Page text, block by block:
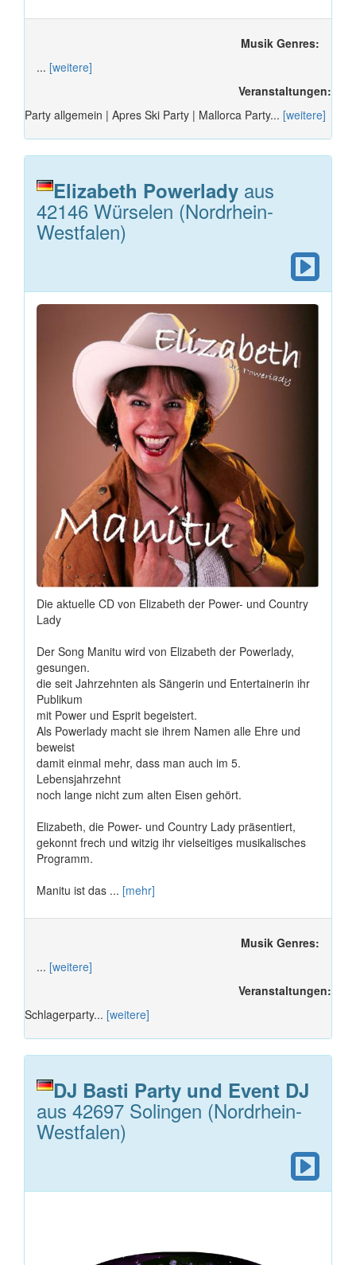
Musik Genres:
... [weitere]
Veranstaltungen:
Party allgemein | Apres Ski Party | Mallorca Party... [weitere]
Elizabeth Powerlady aus
42146 Würselen (Nordrhein-
Westfalen)
Die aktuelle CD von Elizabeth der Power- und Country
Lady
Der Song Manitu wird von Elizabeth der Powerlady,
gesungen.
die seit Jahrzehnten als Sängerin und Entertainerin ihr
Publikum
mit Power und Esprit begeistert.
Als Powerlady macht sie ihrem Namen alle Ehre und
beweist
damit einmal mehr, dass man auch im 5.
Lebensjahrzehnt
noch lange nicht zum alten Eisen gehört.
Elizabeth, die Power- und Country Lady präsentiert,
gekonnt frech und witzig ihr vielseitiges musikalisches
Programm.
Manitu ist das ... [mehr]
Musik Genres:
... [weitere]
Veranstaltungen:
Schlagerparty... [weitere]
DJ Basti Party und Event DJ
aus 42697 Solingen (Nordrhein-
Westfalen)